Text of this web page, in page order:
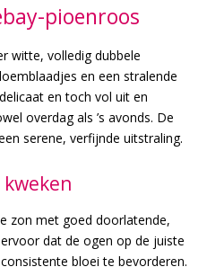
pioenroos
witte, volledig dubbele
en een stralende
en toch vol uit en
overdag als ’s avonds. De
serene, verfijnde uitstraling.
zon met goed doorlatende,
dat de ogen op de juiste
bloei te bevorderen.